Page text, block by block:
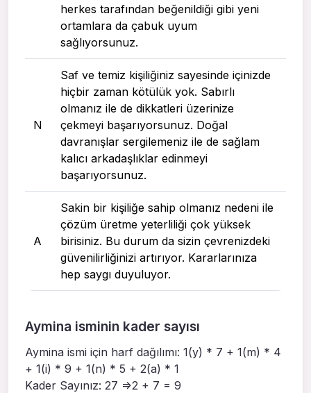
herkes tarafından beğenildiği gibi yeni
ortamlara da çabuk uyum
sağlıyorsunuz.
N
Saf ve temiz kişiliğiniz sayesinde içinizde
hiçbir zaman kötülük yok. Sabırlı
olmanız ile de dikkatleri üzerinize
çekmeyi başarıyorsunuz. Doğal
davranışlar sergilemeniz ile de sağlam
kalıcı arkadaşlıklar edinmeyi
başarıyorsunuz.
A
Sakin bir kişiliğe sahip olmanız nedeni ile
çözüm üretme yeterliliği çok yüksek
birisiniz. Bu durum da sizin çevrenizdeki
güvenilirliğinizi artırıyor. Kararlarınıza
hep saygı duyuluyor.
Aymina isminin kader sayısı
Aymina ismi için harf dağılımı: 1(y) * 7 + 1(m) * 4
+ 1(i) * 9 + 1(n) * 5 + 2(a) * 1
Kader Sayınız: 27 =>2 + 7 = 9